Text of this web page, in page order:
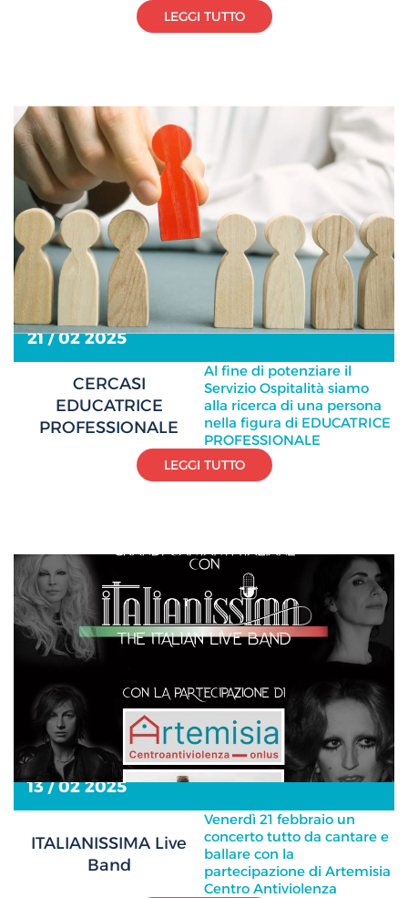
LEGGI TUTTO
CERCASI
EDUCATRICE
PROFESSIONALE
Al fine di potenziare il
Servizio Ospitalità siamo
alla ricerca di una persona
nella figura di EDUCATRICE
PROFESSIONALE
21 / 02 2025
LEGGI TUTTO
ITALIANISSIMA Live
Band
Venerdì 21 febbraio un
concerto tutto da cantare e
ballare con la
partecipazione di Artemisia
Centro Antiviolenza
13 / 02 2025